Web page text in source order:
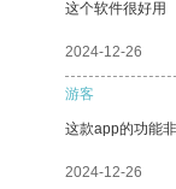
这个软件很好用
2024-12-26
游客
这款app的功能
2024-12-26